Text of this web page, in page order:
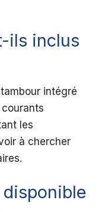
ils inclus
intégré
les
à chercher